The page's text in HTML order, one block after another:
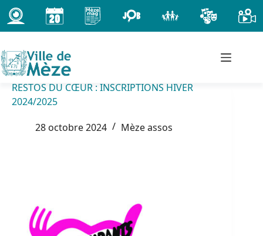
Passer
au
contenu
RESTOS DU CŒUR : INSCRIPTIONS HIVER
2024/2025
28 octobre 2024
Mèze assos